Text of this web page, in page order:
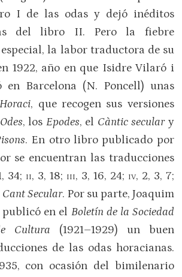
I de las odas y dejó inéditos
del libro II. Pero la fiebre
la labor traductora de su
1922, año en que Isidre Vilaró i
en Barcelona (N. Poncell) unas
, que recogen sus versiones
Odes, los Epodes, el Càntic secular y
. En otro libro publicado por
se encuentran las traducciones
34; ii, 3, 18; iii, 3, 16, 24; iv, 2, 3, 7;
Cant Secular. Por su parte, Joaquim
en el Boletín de la Sociedad
Cultura (1921–1929) un buen
de las odas horacianas.
con ocasión del bimilenario